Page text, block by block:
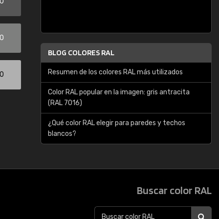
BLOG COLORES RAL
Resumen de los colores RAL más utilizados
Color RAL popular en la imagen: gris antracita
(RAL 7016)
¿Qué color RAL elegir para paredes y techos
blancos?
Buscar color RAL